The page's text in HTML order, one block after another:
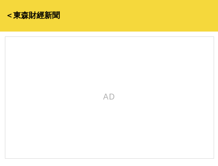
＜東森財經新聞